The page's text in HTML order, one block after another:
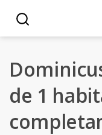
de 1